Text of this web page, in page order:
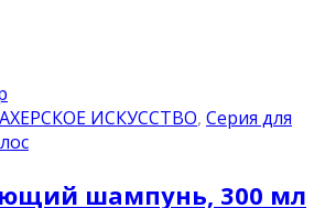
ИСКУССТВО, Серия для
шампунь, 300 мл